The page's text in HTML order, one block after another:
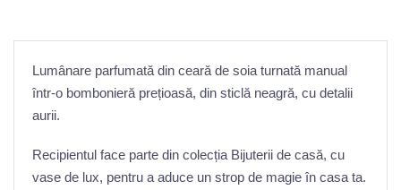
Lumânare parfumată din ceară de soia turnată manual
într-o bombonieră prețioasă, din sticlă neagră, cu detalii
aurii.
Recipientul face parte din colecția Bijuterii de casă, cu
vase de lux, pentru a aduce un strop de magie în casa ta.